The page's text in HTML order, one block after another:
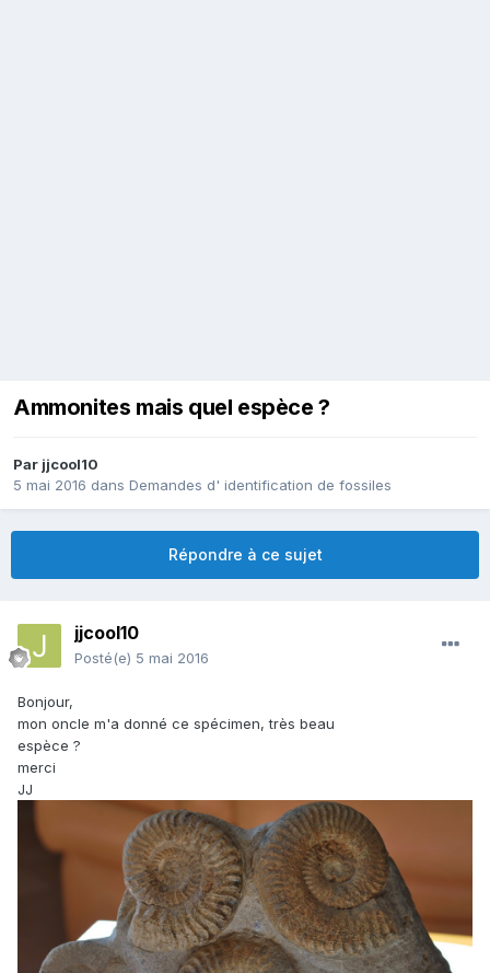
Ammonites mais quel espèce ?
Par jjcool10
5 mai 2016 dans Demandes d' identification de fossiles
Répondre à ce sujet
jjcool10
Posté(e) 5 mai 2016
Bonjour,
mon oncle m'a donné ce spécimen, très beau
espèce ?
merci
JJ